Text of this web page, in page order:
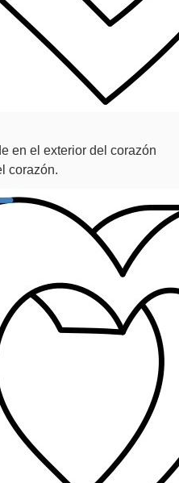
en el exterior del corazón
corazón.